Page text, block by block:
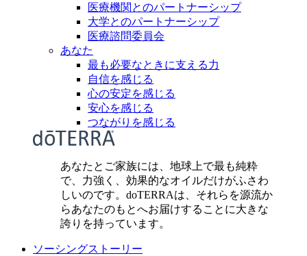
医療機関とのパートナーシップ
大学とのパートナーシップ
医療諮問委員会
あなた
最も必要なときに支える力
自信を感じる
心の安定を感じる
安心を感じる
つながりを感じる
あなたとご家族には、地球上で最も純粋
で、力強く、効果的なオイルだけがふさわ
しいのです。doTERRAは、それらを源流か
らあなたのもとへお届けすることに大きな
誇りを持っています。
ソーシングストーリー